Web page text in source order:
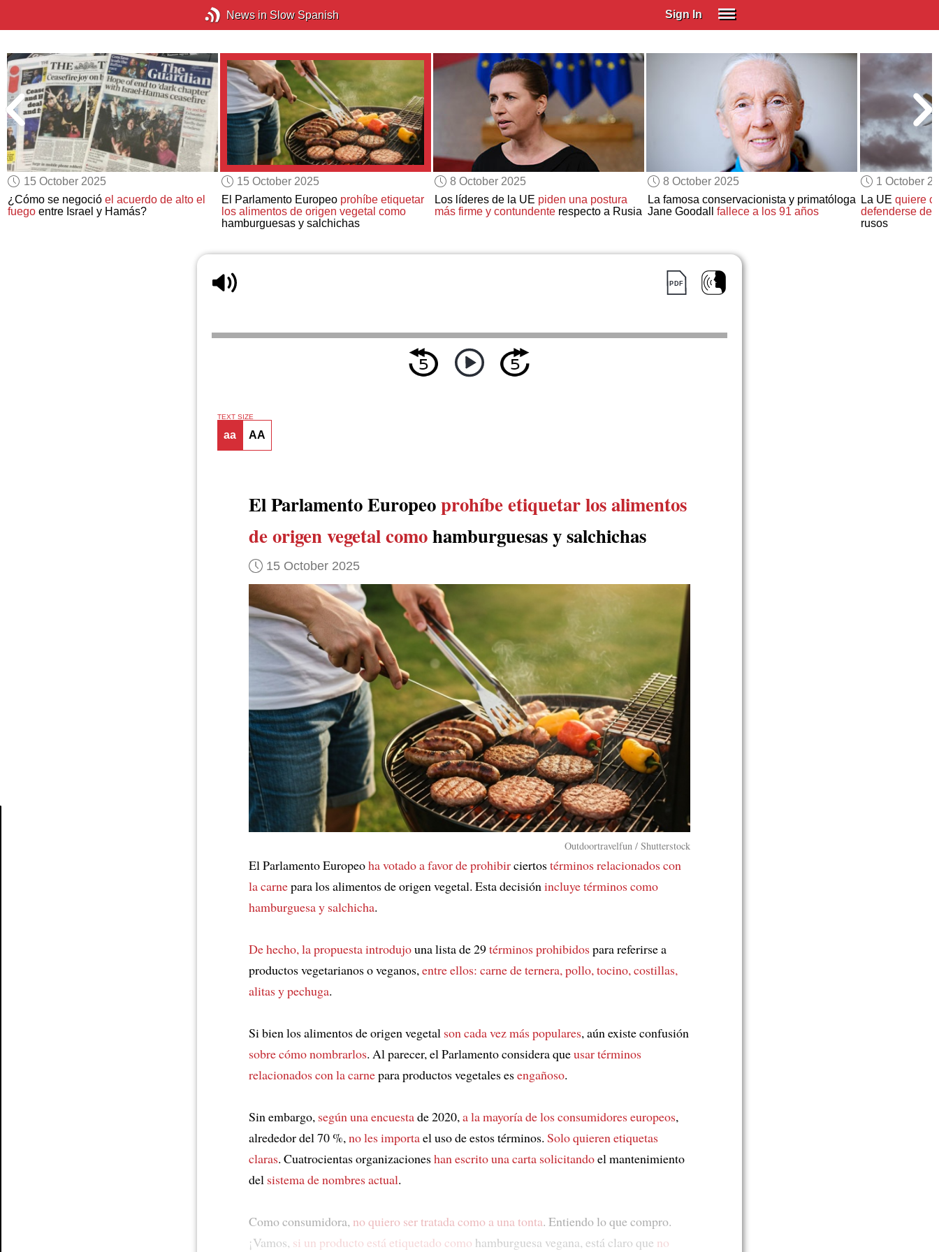
News in Slow Spanish Sign In
Spanish (Spain)
Spanish (Latino)
SUBSCRIBE
EDUCATIONAL LICENSES
GIFT CARDS
OTHER LANGUAGES
ABOUT US
15 October 2025
¿Cómo se negocióel acuerdo de alto el
fuego entre Israel y Hamás?
15 October 2025
El Parlamento Europeo prohíbe etiquetar
los alimentos de origen vegetal como
hamburguesas y salchichas
8 October 2025
Los líderes de la UE piden una postura
más firme y contundenterespecto a Rusia
8 October 2025
La famosa conservacionista y primatóloga
Jane Goodall fallece a los 91 años
1 October
La UEquiere
defenderse de
rusos
TEXT SIZE
aa AA
El Parlamento Europeoprohíbe etiquetar los alimentos
de origen vegetal comohamburguesas y salchichas
15 October 2025
Outdoortravelfun / Shutterstock
El Parlamento Europeoha votado a favor de prohibirciertostérminos relacionados con
la carnepara los alimentos de origen vegetal. Esta decisión incluye términos como
hamburguesa y salchicha.
De hecho, la propuesta introdujouna lista de 29términos prohibidospara referirse a
productos vegetarianos o veganos, entre ellos: carne de ternera, pollo, tocino, costillas,
alitas y pechuga.
Si bien los alimentos de origen vegetal son cada vez más populares, aún existe confusión
sobre cómo nombrarlos. Al parecer, el Parlamento considera queusar términos
relacionados con la carnepara productos vegetales esengañoso.
Sin embargo, según una encuestade 2020, a la mayoría de los consumidores europeos,
alrededor del 70 %, no les importael uso de estos términos. Solo quieren etiquetas
claras. Cuatrocientas organizacioneshan escrito una carta solicitandoel mantenimiento
del sistema de nombres actual.
Como consumidora, no quiero ser tratada como a una tonta. Entiendo lo que compro.
¡Vamos, si un producto está etiquetado como hamburguesa vegana, está claro que no